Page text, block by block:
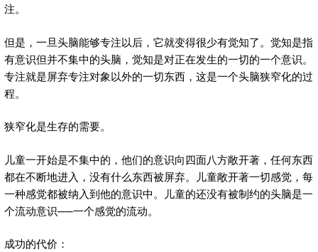
注。
但是，一旦头脑能够专注以后，它就变得很少有觉知了。觉知是指
有意识但并不集中的头脑，觉知是对正在发生的一切的一个意识。
专注就是屏弃专注对象以外的一切东西，这是一个头脑狭窄化的过
程。
狭窄化是生存的需要。
儿童一开始是不集中的，他们的意识向四面八方敞开著，任何东西
都在不断地进入，没有什么东西被屏弃。儿童敞开著一切感觉，每
一种感觉都被纳入到他的意识中。儿童的还没有被制约的头脑是一
个流动意识──一个感觉的流动。
成功的代价：